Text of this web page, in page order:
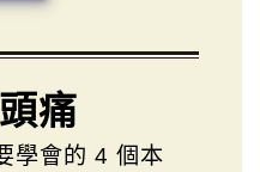
痛
學會的 4 個本